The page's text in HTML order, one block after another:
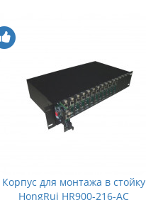
Корпус для монтажа в стойку
HongRui HR900-216-AC